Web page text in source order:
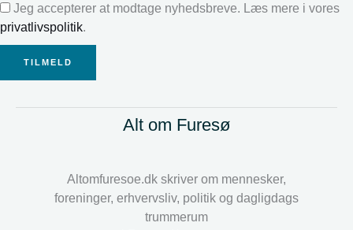
Jeg accepterer at modtage nyhedsbreve. Læs mere i vores
privatlivspolitik.
TILMELD
Alt om Furesø
Altomfuresoe.dk skriver om mennesker,
foreninger, erhvervsliv, politik og dagligdags
trummerum